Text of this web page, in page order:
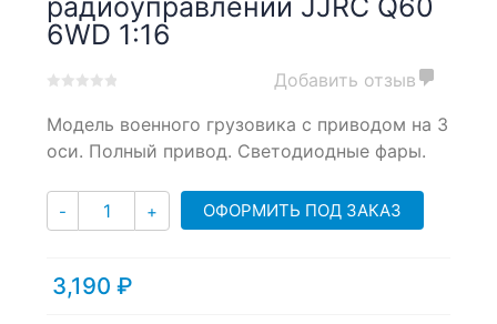
6WD 1:16
out
ratings
Добавить отзыв
Модель военного грузовика с приводом на 3
оси. Полный привод. Светодиодные фары.
- Количество
+ ОФОРМИТЬ ПОД ЗАКАЗ
3,190 ₽